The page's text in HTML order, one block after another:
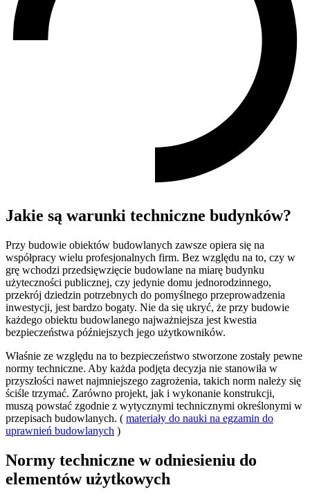
Jakie są warunki techniczne budynków?
Przy budowie obiektów budowlanych zawsze opiera się na
współpracy wielu profesjonalnych firm. Bez względu na to, czy w
grę wchodzi przedsięwzięcie budowlane na miarę budynku
użyteczności publicznej, czy jedynie domu jednorodzinnego,
przekrój dziedzin potrzebnych do pomyślnego przeprowadzenia
inwestycji, jest bardzo bogaty. Nie da się ukryć, że przy budowie
każdego obiektu budowlanego najważniejsza jest kwestia
bezpieczeństwa późniejszych jego użytkowników.
Właśnie ze względu na to bezpieczeństwo stworzone zostały pewne
normy techniczne. Aby każda podjęta decyzja nie stanowiła w
przyszłości nawet najmniejszego zagrożenia, takich norm należy się
ściśle trzymać. Zarówno projekt, jak i wykonanie konstrukcji,
muszą powstać zgodnie z wytycznymi technicznymi określonymi w
przepisach budowlanych. ( materiały do nauki na egzamin do
uprawnień budowlanych )
Normy techniczne w odniesieniu do
elementów użytkowych